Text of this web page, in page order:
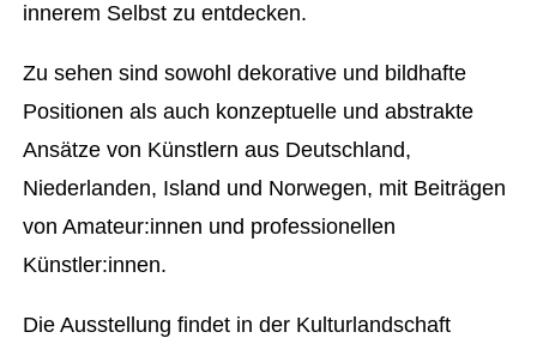
innerem Selbst zu entdecken.
Zu sehen sind sowohl dekorative und bildhafte
Positionen als auch konzeptuelle und abstrakte
Ansätze von Künstlern aus Deutschland,
Niederlanden, Island und Norwegen, mit Beiträgen
von Amateur:innen und professionellen
Künstler:innen.
Die Ausstellung findet in der Kulturlandschaft